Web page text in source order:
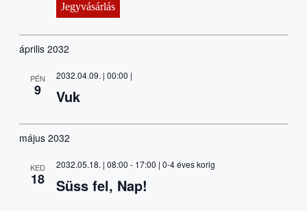
Jegyvásárlás
április 2032
PÉN
9
2032.04.09. | 00:00 |
Vuk
május 2032
KED
18
2032.05.18. | 08:00 - 17:00 | 0-4 éves korig
Süss fel, Nap!